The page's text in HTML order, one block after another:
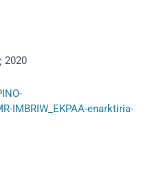
2020
IMBRIW_EKPAA-enarktiria-